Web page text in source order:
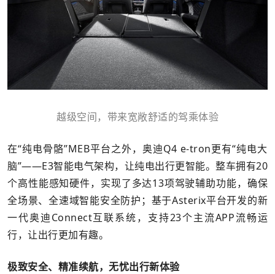
越级空间，带来宽敞舒适的驾乘体验
在“纯电骨骼”MEB平台之外，奥迪Q4 e-tron更有“纯电大
脑”——E3智能电气架构，让纯电出行更智能。整车拥有20
个高性能感知硬件，实现了多达13项驾驶辅助功能，确保
全场景、全速域智能安全防护；基于Asterix平台开发的新
一代奥迪Connect互联系统，支持23个主流APP流畅运
行，让出行更加有趣。
极致安全、精准续航，无忧出行新体验